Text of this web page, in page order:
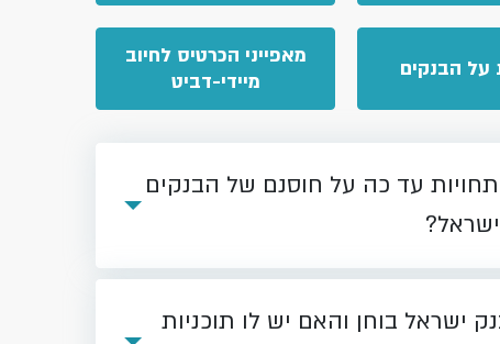
על הבנקים
מאפייני הכרטיס לחיוב
מיידי-דביט
עד כה על חוסנם של הבנקים
ישראל בוחן והאם יש לו תוכניות